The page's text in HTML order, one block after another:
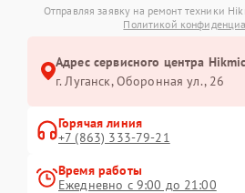
Отправляя заявку на ремонт техники
Политикой
Адрес сервисного центра
г. Луганск, Оборонная ул., 26
Горячая линия
+7 (863) 333-79-21
Время работы
Ежедневно с 9:00 до 21:00